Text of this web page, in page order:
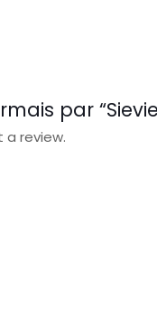
par
review.